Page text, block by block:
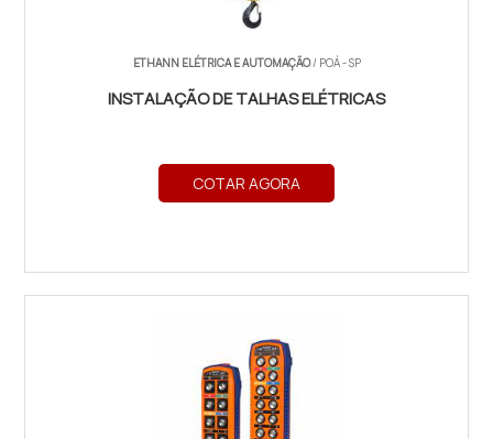
ETHANN ELÉTRICA E AUTOMAÇÃO/ POÁ - SP
INSTALAÇÃO DE TALHAS ELÉTRICAS
COTAR AGORA